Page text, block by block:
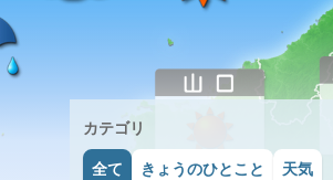
カテゴリ
全て きょうのひとこと 天気